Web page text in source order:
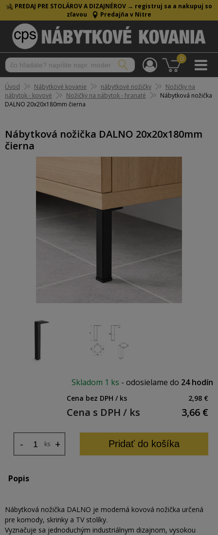
PREDAJ PRE STOLÁROV A DIZAJNÉROV → registruj sa a nakupuj so
zľavou
Predajňa v Nitre
0
Úvod Nábytkové kovanie nábytkové nožičky
Nožičky na
nábytok - kovové
Nožičky na nábytok - hranaté
Nábytková nožička
DALNO 20x20x180mm čierna
Nábytková nožička DALNO 20x20x180mm
čierna
Skladom 1 ks - odosielame do 24 hodín
Cena bez DPH / ks 2,98 €
Cena s DPH / ks 3,66 €
ks +
- Pridať do košíka
Popis
Nábytková nožička DALNO je moderná kovová nožička určená
pre komody, skrinky a TV stolíky.
Vyznačuje sa jednoduchým industriálnym dizajnom, vysokou